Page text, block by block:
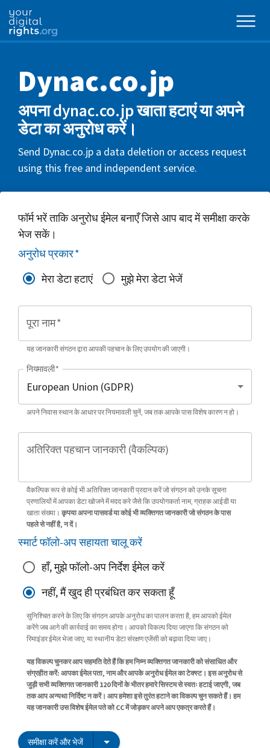
Dynac.co.jp
अपना dynac.co.jp खाता हटाएं या अपने
डेटा का अनुरोध करें।
Send Dynac.co.jp a data deletion or access request
using this free and independent service.
फॉर्म भरें ताकि अनुरोध ईमेल बनाएँ जिसे आप बाद में समीक्षा करके
भेज सकें।
अनुरोध प्रकार*
मेरा डेटा हटाएं
मुझे मेरा डेटा भेजें
पूरा नाम*
यह जानकारी संगठन द्वारा आपकी पहचान के लिए उपयोग की जाएगी।
नियमावली*
अपने निवास स्थान के आधार पर नियमावली चुनें, जब तक आपके पास विशेष कारण न हो।
अतिरिक्त पहचान जानकारी (वैकल्पिक)
वैकल्पिक रूप से कोई भी अतिरिक्त जानकारी प्रदान करें जो संगठन को उनके सूचना
प्रणालियों में आपका डेटा खोजने में मदद करे जैसे कि उपयोगकर्ता नाम, ग्राहक आईडी या
खाता संख्या। कृपया अपना पासवर्ड या कोई भी व्यक्तिगत जानकारी जो संगठन के पास
पहले से नहीं है, न दें।
स्मार्ट फॉलो-अप सहायता चालू करें
हाँ, मुझे फॉलो-अप निर्देश ईमेल करें
नहीं, मैं खुद ही प्रबंधित कर सकता हूँ
सुनिश्चित करने के लिए कि संगठन आपके अनुरोध का पालन करता है, हम आपको ईमेल
करेंगे जब आगे की कार्रवाई का समय होगा। आपको विकल्प दिया जाएगा कि संगठन को
रिमाइंडर ईमेल भेजा जाए, या स्थानीय डेटा संरक्षण एजेंसी को बढ़ावा दिया जाए।
यह विकल्प चुनकर आप सहमति देते हैं कि हम निम्न व्यक्तिगत जानकारी को संसाधित और
संग्रहीत करें: आपका ईमेल पता, नाम और आपके अनुरोध ईमेल का टेक्स्ट। इस अनुरोध से
जुड़ी सभी व्यक्तिगत जानकारी 120 दिनों के भीतर हमारे सिस्टम से स्वतः हटाई जाएगी, जब
तक आप अन्यथा निर्दिष्ट न करें। आप हमेशा इसे तुरंत हटाने का विकल्प चुन सकते हैं। हम
यह जानकारी उस विशेष ईमेल पते को CC में जोड़कर अपने आप एकत्र करते हैं।
समीक्षा करें और भेजें